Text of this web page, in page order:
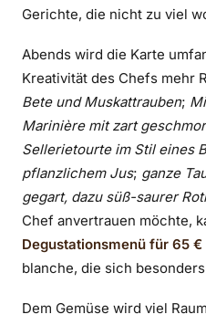
Gerichte, die nicht zu viel
Abends wird die Karte
Kreativität des Chefs mehr
Bete und Muskattrauben;
Marinière mit zart
Sellerietourte im Stil eines
pflanzlichem Jus; ganze
gegart, dazu süß-saurer
Chef anvertrauen möchte,
Degustationsmenü für 65 €
blanche, die sich
Dem Gemüse wird viel